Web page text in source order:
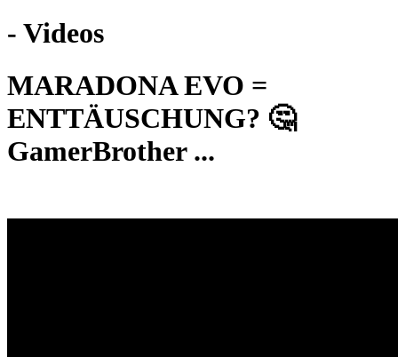
- Videos
MARADONA EVO =
ENTTÄUSCHUNG? 🤔
GamerBrother ...